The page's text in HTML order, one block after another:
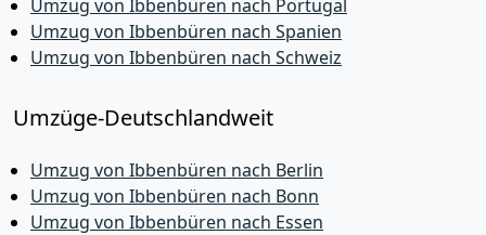
Umzug von Ibbenbüren nach Portugal
Umzug von Ibbenbüren nach Spanien
Umzug von Ibbenbüren nach Schweiz
Umzüge-Deutschlandweit
Umzug von Ibbenbüren nach Berlin
Umzug von Ibbenbüren nach Bonn
Umzug von Ibbenbüren nach Essen